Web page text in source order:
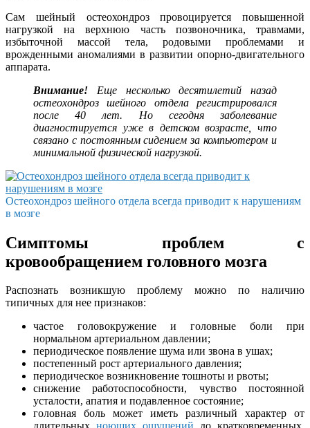
Сам шейный остеохондроз провоцируется повышенной
нагрузкой на верхнюю часть позвоночника, травмами,
избыточной массой тела, родовыми проблемами и
врожденными аномалиями в развитии опорно-двигательного
аппарата.
Внимание! Еще несколько десятилетий назад
остеохондроз шейного отдела регистрировался
после 40 лет. Но сегодня заболевание
диагностируется уже в детском возрасте, что
связано с постоянным сидением за компьютером и
минимальной физической нагрузкой.
Остеохондроз шейного отдела всегда приводит к нарушениям
в мозге
Симптомы проблем с
кровообращением головного мозга
Распознать возникшую проблему можно по наличию
типичных для нее признаков:
частое головокружение и головные боли при
нормальном артериальном давлении;
периодическое появление шума или звона в ушах;
постепенный рост артериального давления;
периодическое возникновение тошноты и рвоты;
снижение работоспособности, чувство постоянной
усталости, апатия и подавленное состояние;
головная боль может иметь различный характер от